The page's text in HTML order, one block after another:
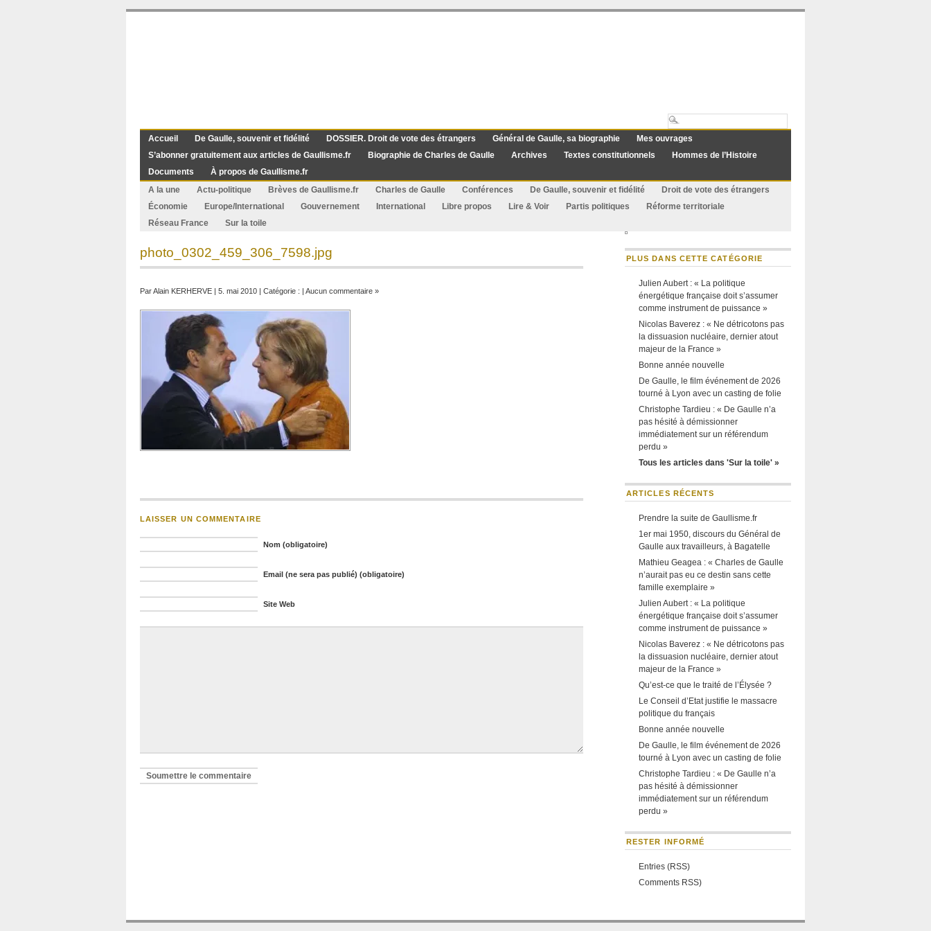
Accueil De Gaulle, souvenir et fidélité DOSSIER. Droit de vote des étrangers Général de Gaulle, sa biographie
Mes ouvrages
S’abonner gratuitement aux articles de Gaullisme.fr
Biographie de Charles de Gaulle Archives Textes constitutionnels
Hommes de l’Histoire
Documents
À propos de Gaullisme.fr
A la une
Actu-politique Brèves de Gaullisme.fr Charles de Gaulle Conférences De Gaulle, souvenir et fidélité
Droit de vote des étrangers
Économie
Europe/International Gouvernement International Libre propos Lire & Voir Partis politiques
Réforme territoriale
Réseau France
Sur la toile
photo_0302_459_306_7598.jpg
ParAlain KERHERVE | 5. mai 2010 | Catégorie : | Aucun commentaire »
LAISSER UN COMMENTAIRE
Nom (obligatoire)
Email (ne sera pas publié) (obligatoire)
Site Web
PLUS DANS CETTE CATÉGORIE
Julien Aubert : « La politique
énergétique française doit s’assumer
comme instrument de puissance »
Nicolas Baverez : « Ne détricotons pas
la dissuasion nucléaire, dernier atout
majeur de la France »
Bonne année nouvelle
De Gaulle, le film événement de 2026
tourné à Lyon avec un casting de folie
Christophe Tardieu : « De Gaulle n’a
pas hésité à démissionner
immédiatement sur un référendum
perdu »
Tous les articles dans 'Sur la toile' »
ARTICLES RÉCENTS
Prendre la suite de Gaullisme.fr
1er mai 1950, discours du Général de
Gaulle aux travailleurs, à Bagatelle
Mathieu Geagea : « Charles de Gaulle
n’aurait pas eu ce destin sans cette
famille exemplaire »
Julien Aubert : « La politique
énergétique française doit s’assumer
comme instrument de puissance »
Nicolas Baverez : « Ne détricotons pas
la dissuasion nucléaire, dernier atout
majeur de la France »
Qu’est-ce que le traité de l’Élysée ?
Le Conseil d’Etat justifie le massacre
politique du français
Bonne année nouvelle
De Gaulle, le film événement de 2026
tourné à Lyon avec un casting de folie
Christophe Tardieu : « De Gaulle n’a
pas hésité à démissionner
immédiatement sur un référendum
perdu »
RESTER INFORMÉ
Entries (RSS)
Comments RSS)